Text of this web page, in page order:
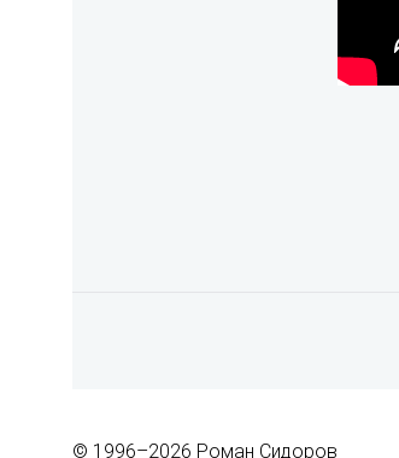
© 1996–2026 Роман Сидоров